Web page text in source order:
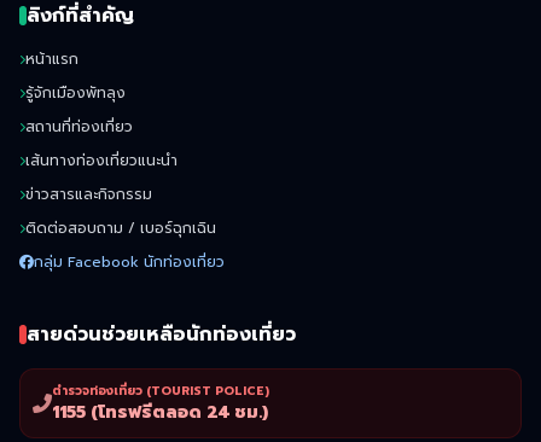
ลิงก์ที่สำคัญ
หน้าแรก
รู้จักเมืองพัทลุง
สถานที่ท่องเที่ยว
เส้นทางท่องเที่ยวแนะนำ
ข่าวสารและกิจกรรม
ติดต่อสอบถาม / เบอร์ฉุกเฉิน
กลุ่ม Facebook นักท่องเที่ยว
สายด่วนช่วยเหลือนักท่องเที่ยว
ตำรวจท่องเที่ยว (TOURIST POLICE)
1155 (โทรฟรีตลอด 24 ชม.)